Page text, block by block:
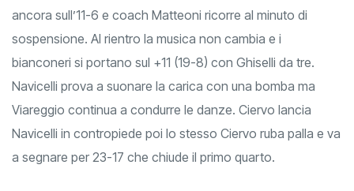
ancora sull’11-6 e coach Matteoni ricorre al minuto di
sospensione. Al rientro la musica non cambia e i
bianconeri si portano sul +11 (19-8) con Ghiselli da tre.
Navicelli prova a suonare la carica con una bomba ma
Viareggio continua a condurre le danze. Ciervo lancia
Navicelli in contropiede poi lo stesso Ciervo ruba palla e va
a segnare per 23-17 che chiude il primo quarto.